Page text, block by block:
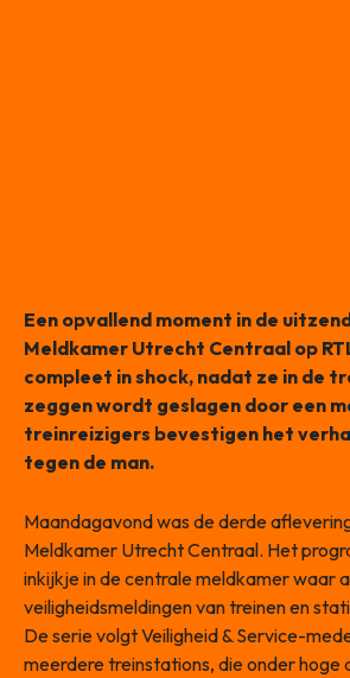
Een opvallend moment in de
Meldkamer Utrecht Centraal op
compleet in shock, nadat ze in de
zeggen wordt geslagen door een
treinreizigers bevestigen het
tegen de man.
Maandagavond was de derde
Meldkamer Utrecht Centraal. Het
inkijkje in de centrale meldkamer waar
veiligheidsmeldingen van treinen en
De serie volgt Veiligheid & Service-
meerdere treinstations, die onder hoge